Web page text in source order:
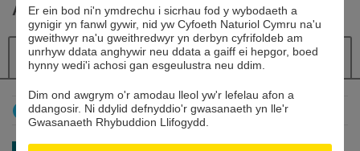
Afon Wysg ym Mhont Gadwyni
Manylion Lefel yr afon Llywiwr
Sut mae defnyddio'r graff hwn
Er ein bod ni'n ymdrechu i sicrhau fod y wybodaeth a
gynigir yn fanwl gywir, nid yw Cyfoeth Naturiol Cymru na'u
gweithwyr na'u gweithredwyr yn derbyn cyfrifoldeb am
unrhyw ddata anghywir neu ddata a gaiff ei hepgor, boed
hynny wedi'i achosi gan esgeulustra neu ddim.
Dim ond awgrym o'r amodau lleol yw'r lefelau afon a
ddangosir. Ni ddylid defnyddio'r gwasanaeth yn lle'r
Gwasanaeth Rhybuddion Llifogydd.